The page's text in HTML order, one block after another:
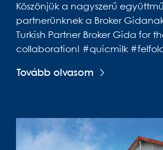
Köszönjük a nagyszerű
partnerünknek a Broker
Turkish Partner Broker Gida for
collaboration! #quicmilk
Tovább olvasom